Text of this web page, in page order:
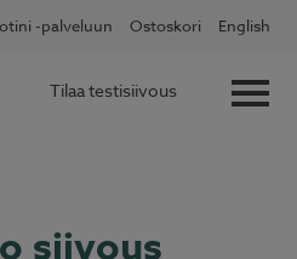
-palveluun Ostoskori English
Tilaa testisiivous
nyt 60 % Lue lisää ✖